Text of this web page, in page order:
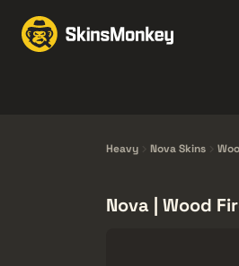
Heavy Nova Skins
Nova | Wood